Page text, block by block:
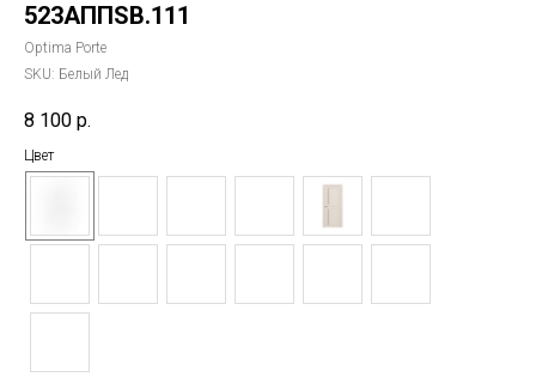
523АППSB.111
Optima Porte
SKU: Белый Лед
8 100 р.
Цвет